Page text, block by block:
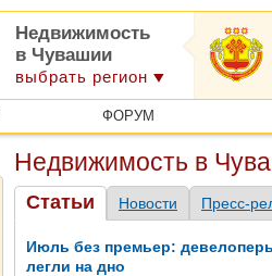
Недвижимость
в Чувашии
выбрать регион
ФОРУМ
Недвижимость в
Статьи Новости Пресс-
Июль без премьер:
легли на дно